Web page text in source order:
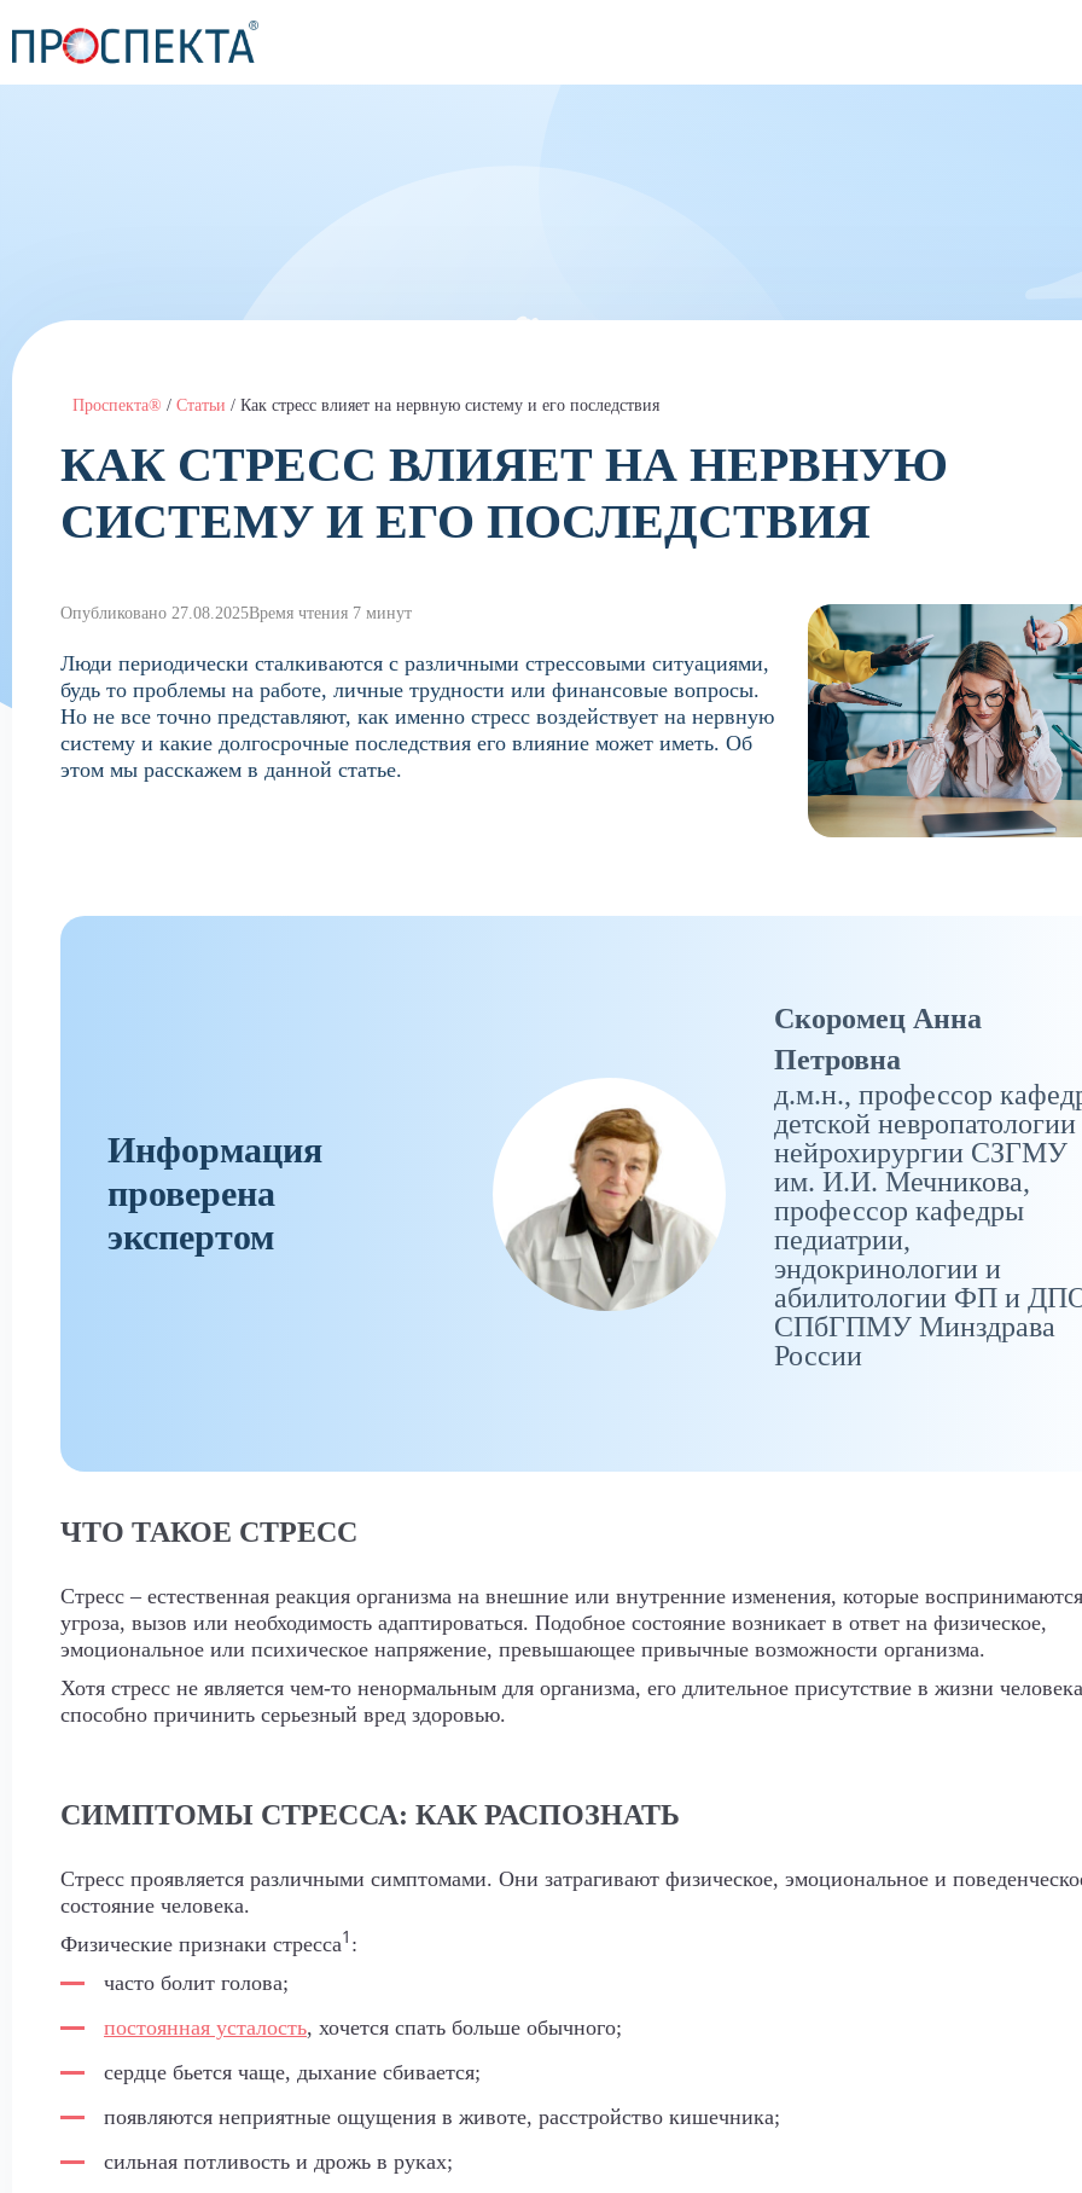
Проспекта® / Статьи / Как стресс влияет на нервную систему и его последствия
КАК СТРЕСС ВЛИЯЕТ НА НЕРВНУЮ
СИСТЕМУ И ЕГО ПОСЛЕДСТВИЯ
Опубликовано 27.08.2025Время чтения 7 минут
Люди периодически сталкиваются с различными стрессовыми ситуациями,
будь то проблемы на работе, личные трудности или финансовые вопросы.
Но не все точно представляют, как именно стресс воздействует на нервную
систему и какие долгосрочные последствия его влияние может иметь. Об
этом мы расскажем в данной статье.
Информация
проверена
экспертом
Скоромец Анна
Петровна
д.м.н., профессор
детской
нейрохирургии СЗГМУ
им. И.И. Мечникова,
профессор кафедры
педиатрии,
эндокринологии и
абилитологии ФП и
СПбГПМУ Минздрава
России
ЧТО ТАКОЕ СТРЕСС
Стресс – естественная реакция организма на внешние или внутренние изменения, которые
угроза, вызов или необходимость адаптироваться. Подобное состояние возникает в ответ на физическое,
эмоциональное или психическое напряжение, превышающее привычные возможности организма.
Хотя стресс не является чем-то ненормальным для организма, его длительное присутствие в жизни человека
способно причинить серьезный вред здоровью.
СИМПТОМЫ СТРЕССА: КАК РАСПОЗНАТЬ
Стресс проявляется различными симптомами. Они затрагивают физическое, эмоциональное и
состояние человека.
Физические признаки стресса1 :
часто болит голова;
постоянная усталость, хочется спать больше обычного;
сердце бьется чаще, дыхание сбивается;
появляются неприятные ощущения в животе, расстройство кишечника;
сильная потливость и дрожь в руках;